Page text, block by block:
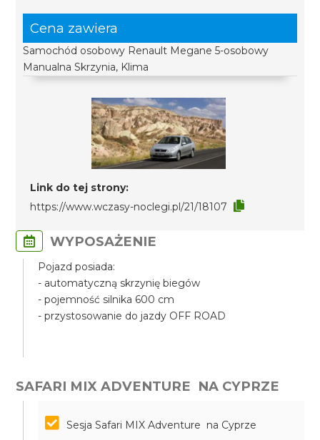
Cena zawiera
Samochód osobowy Renault Megane 5-osobowy
Manualna Skrzynia, Klima
Link do tej strony:
https://www.wczasy-noclegi.pl/21/18107
WYPOSAŻENIE
Pojazd posiada:
- automatyczną skrzynię biegów
- pojemność silnika 600 cm
- przystosowanie do jazdy OFF ROAD
SAFARI MIX ADVENTURE NA CYPRZE
Sesja Safari MIX Adventure na Cyprze